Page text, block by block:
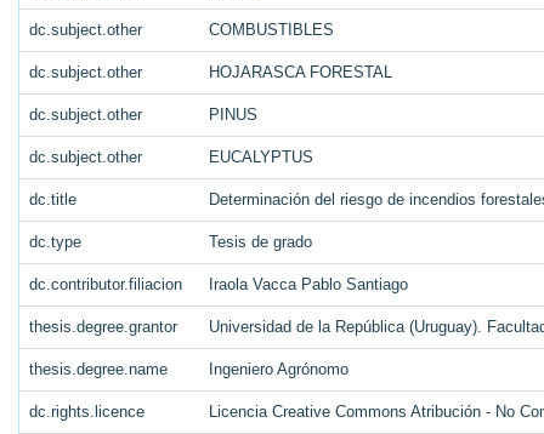
dc.subject.other COMBUSTIBLES
dc.subject.other HOJARASCA FORESTAL
dc.subject.other PINUS
dc.subject.other EUCALYPTUS
dc.title Determinación del riesgo de incendios
dc.type Tesis de grado
dc.contributor.filiacion Iraola Vacca Pablo Santiago
thesis.degree.grantor Universidad de la República (Uruguay).
thesis.degree.name Ingeniero Agrónomo
dc.rights.licence Licencia Creative Commons Atribución - No